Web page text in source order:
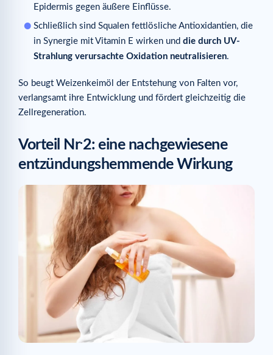
Epidermis gegen äußere Einflüsse.
Schließlich sind Squalen fettlösliche Antioxidantien, die
in Synergie mit Vitamin E wirken und die durch UV-
Strahlung verursachte Oxidation neutralisieren.
So beugt Weizenkeimöl der Entstehung von Falten vor,
verlangsamt ihre Entwicklung und fördert gleichzeitig die
Zellregeneration.
Vorteil Nr.2: eine nachgewiesene
entzündungshemmende Wirkung